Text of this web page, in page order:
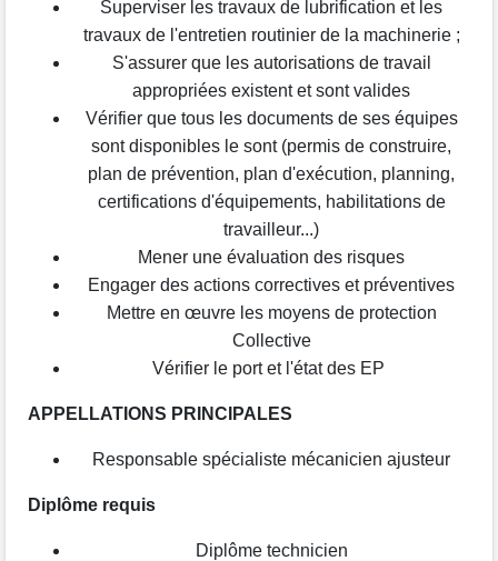
Superviser les travaux de lubrification et les
travaux de l'entretien routinier de la machinerie ;
S'assurer que les autorisations de travail
appropriées existent et sont valides
Vérifier que tous les documents de ses équipes
sont disponibles le sont (permis de construire,
plan de prévention, plan d'exécution, planning,
certifications d'équipements, habilitations de
travailleur...)
Mener une évaluation des risques
Engager des actions correctives et préventives
Mettre en œuvre les moyens de protection
Collective
Vérifier le port et l'état des EP
APPELLATIONS PRINCIPALES
Responsable spécialiste mécanicien ajusteur
Diplôme requis
Diplôme technicien